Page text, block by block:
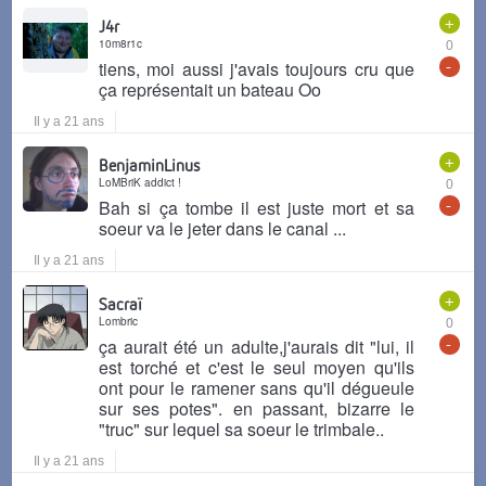
+
0
-
J4r
10m8r1c
tiens, moi aussi j'avais toujours cru que
ça représentait un bateau Oo
Il y a 21 ans
+
0
-
BenjaminLinus
LoMBriK addict !
Bah si ça tombe il est juste mort et sa
soeur va le jeter dans le canal ...
Il y a 21 ans
+
0
-
Sacraï
Lombric
ça aurait été un adulte,j'aurais dit "lui, il
est torché et c'est le seul moyen qu'ils
ont pour le ramener sans qu'il dégueule
sur ses potes". en passant, bizarre le
"truc" sur lequel sa soeur le trimbale..
Il y a 21 ans